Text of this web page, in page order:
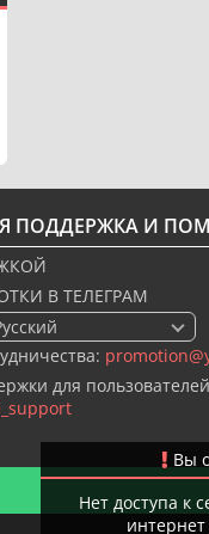
ПОДДЕРЖКА И
В ТЕЛЕГРАМ
для
Вы
Нет доступа к